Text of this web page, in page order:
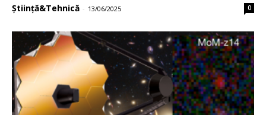
Știință&Tehnică - 13/06/2025 0